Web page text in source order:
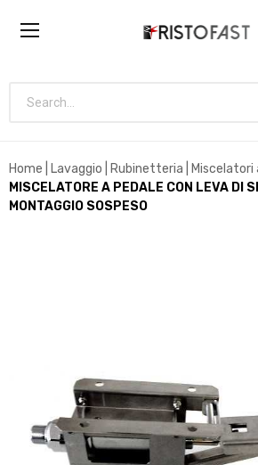
Search...
Home Lavaggio Rubinetteria
Miscelatori
MISCELATORE A PEDALE CON LEVA DI
MONTAGGIO SOSPESO